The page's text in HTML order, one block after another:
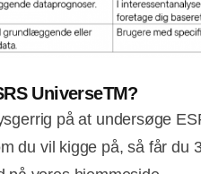
UniverseTM?
på at undersøge
du vil kigge på, så får du